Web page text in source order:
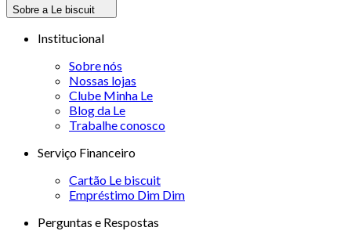
Sobre a Le biscuit
Institucional
Sobre nós
Nossas lojas
Clube Minha Le
Blog da Le
Trabalhe conosco
Serviço Financeiro
Cartão Le biscuit
Empréstimo Dim Dim
Perguntas e Respostas